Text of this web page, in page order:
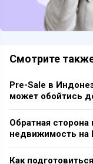
Смотрите
Pre-Sale в
может обойтись
Обратная сторона
недвижимость на
Как